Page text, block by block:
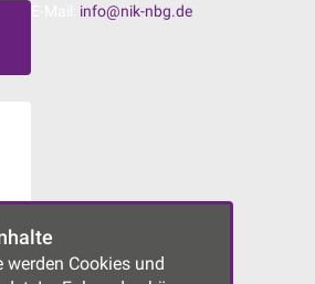
UNSERE PROJEKTE
info@nik-nbg.de
werden Cookies und